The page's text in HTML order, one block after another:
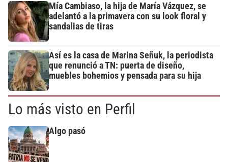
Mía Cambiaso, la hija de María Vázquez, se
adelantó a la primavera con su look floral y
sandalias de tiras
Así es la casa de Marina Señuk, la periodista
que renunció a TN: puerta de diseño,
muebles bohemios y pensada para su hija
Lo más visto en Perfil
Algo pasó